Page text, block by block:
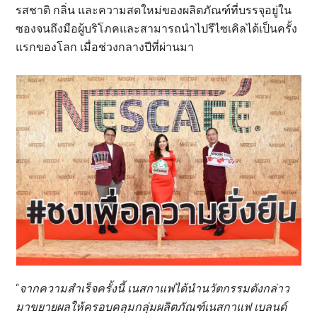
รสชาติ กลิ่น และความสดใหม่ของผลิตภัณฑ์ที่บรรจุอยู่ใน
ซองจนถึงมือผู้บริโภคและสามารถนำไปรีไซเคิลได้เป็นครั้ง
แรกของโลก เมื่อช่วงกลางปีที่ผ่านมา
“จากความสำเร็จครั้งนี้ เนสกาแฟได้นำนวัตกรรมดังกล่าว
มาขยายผลให้ครอบคลุมกลุ่มผลิตภัณฑ์เนสกาแฟ เบลนด์